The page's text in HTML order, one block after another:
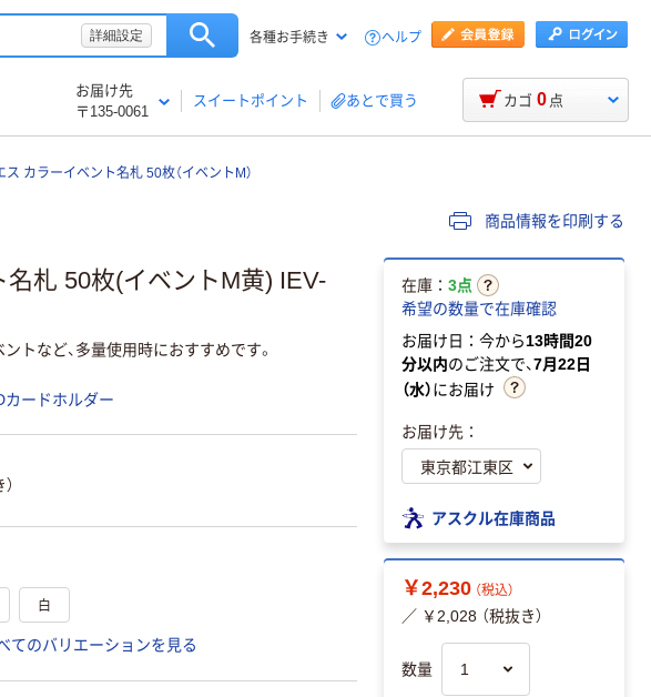
詳細設定 各種お手続き ヘルプ
お届け先
〒135-0061
スイートポイント あとで買う カゴ 0 点
ス カラーイベント名札 50枚（イベントM）
商品情報を印刷する
名札 50枚(イベントM黄) IEV-
トなど、多量使用時におすすめです。
カードホルダー
白
てのバリエーションを見る
在庫： 3点
希望の数量で在庫確認
お届け日：今から13時間20
分以内のご注文で、7月22日
（水）にお届け
お届け先：
アスクル在庫商品
￥2,230 （税込）
／ ￥2,028 （税抜き）
数量